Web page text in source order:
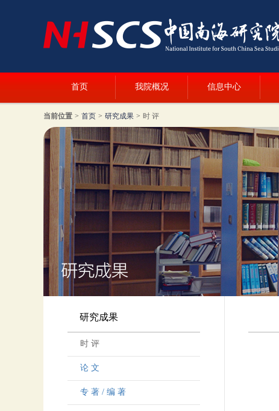
首页 我院概况 信息中心
当前位置 > 首页 > 研究成果 > 时 评
研究成果
时 评
论 文
专 著 / 编 著